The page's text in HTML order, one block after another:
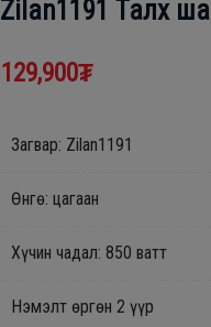
Zilan1191 Талх
129,900₮
Загвар: Zilan1191
Өнгө: цагаан
Хүчин чадал: 850 ватт
Нэмэлт өргөн 2 үүр